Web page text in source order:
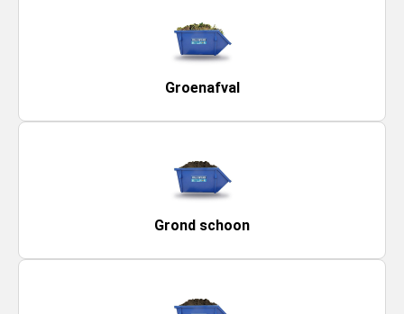
Groenafval
Grond schoon